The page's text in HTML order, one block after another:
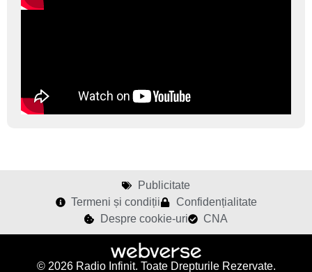
Publicitate
Termeni și condiții
Confidențialitate
Despre cookie-uri
CNA
© 2026 Radio Infinit. Toate Drepturile Rezervate.